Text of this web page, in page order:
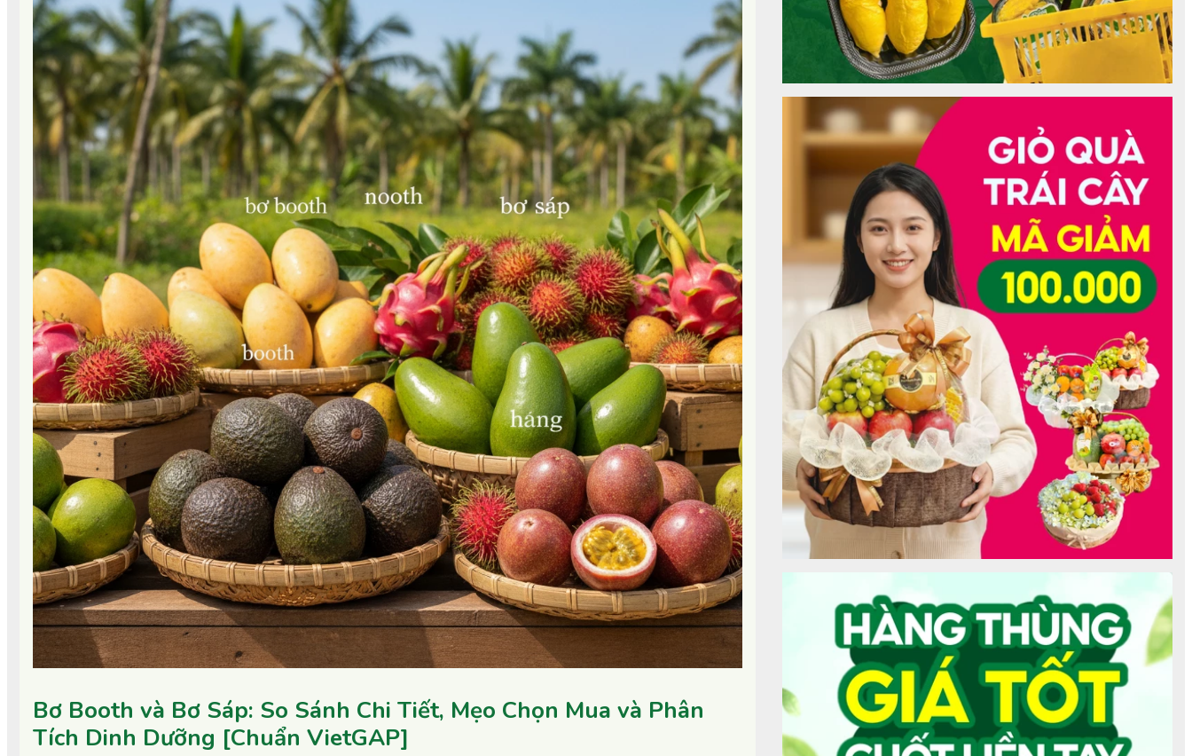
Bơ Booth và Bơ Sáp: So Sánh Chi Tiết, Mẹo Chọn Mua và Phân
Tích Dinh Dưỡng [Chuẩn VietGAP]